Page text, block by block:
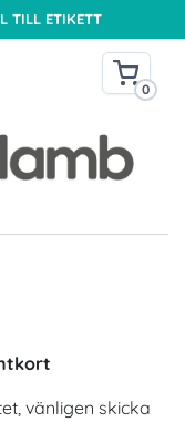
TILL ETIKETT
0
vänligen skicka